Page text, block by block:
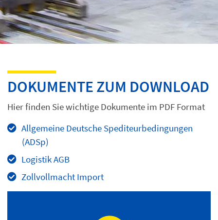
DOKUMENTE ZUM DOWNLOAD
Hier finden Sie wichtige Dokumente im PDF Format
Allgemeine Deutsche Spediteurbedingungen
(ADSp)
Logistik AGB
Zollvollmacht Import